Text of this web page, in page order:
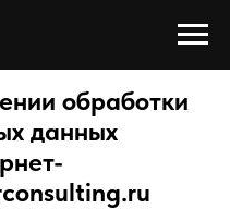
обработки
данных